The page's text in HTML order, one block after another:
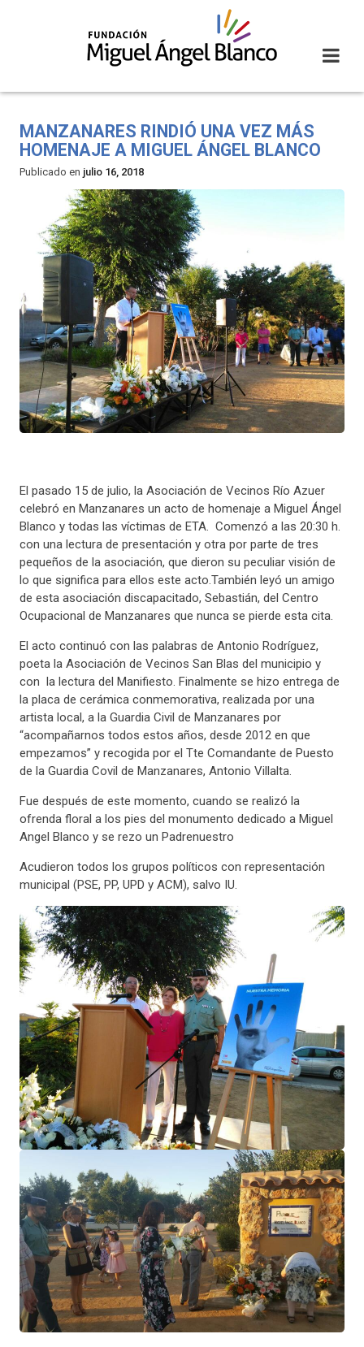
MANZANARES RINDIÓ UNA VEZ MÁS
HOMENAJE A MIGUEL ÁNGEL BLANCO
Publicado en julio 16, 2018
El pasado 15 de julio, la Asociación de Vecinos Río Azuer
celebró en Manzanares un acto de homenaje a Miguel Ángel
Blanco y todas las víctimas de ETA. Comenzó a las 20:30 h.
con una lectura de presentación y otra por parte de tres
pequeños de la asociación, que dieron su peculiar visión de
lo que significa para ellos este acto.También leyó un amigo
de esta asociación discapacitado, Sebastián, del Centro
Ocupacional de Manzanares que nunca se pierde esta cita.
El acto continuó con las palabras de Antonio Rodríguez,
poeta la Asociación de Vecinos San Blas del municipio y
con la lectura del Manifiesto. Finalmente se hizo entrega de
la placa de cerámica conmemorativa, realizada por una
artista local, a la Guardia Civil de Manzanares por
“acompañarnos todos estos años, desde 2012 en que
empezamos” y recogida por el Tte Comandante de Puesto
de la Guardia Covil de Manzanares, Antonio Villalta.
Fue después de este momento, cuando se realizó la
ofrenda floral a los pies del monumento dedicado a Miguel
Angel Blanco y se rezo un Padrenuestro
Acudieron todos los grupos políticos con representación
municipal (PSE, PP, UPD y ACM), salvo IU.